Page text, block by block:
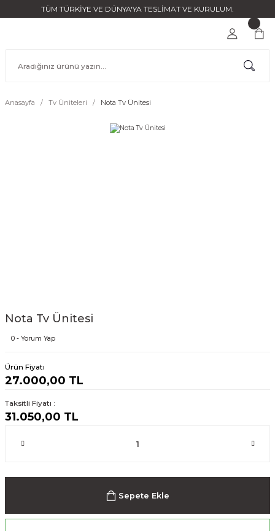
TÜM TÜRKİYE VE DÜNYA'YA TESLİMAT VE KURULUM.
Anasayfa Tv Üniteleri Nota Tv Ünitesi
Nota Tv Ünitesi
0 - Yorum Yap
Ürün Fiyatı
27.000,00 TL
Taksitli Fiyatı :
31.050,00 TL
Sepete Ekle